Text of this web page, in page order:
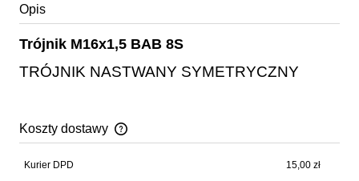
Opis
Trójnik M16x1,5 BAB 8S
TRÓJNIK NASTWANY SYMETRYCZNY
Koszty dostawy
Cena nie zawiera ewentualnych kosztów płatności
Kurier DPD 15,00 zł